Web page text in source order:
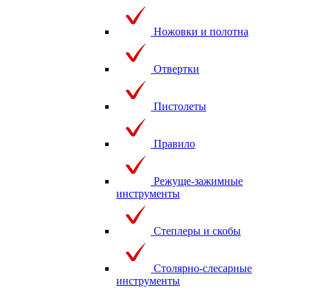
Ножовки и полотна
Отвертки
Пистолеты
Правило
Режуще-зажимные
инструменты
Степлеры и скобы
Столярно-слесарные
инструменты